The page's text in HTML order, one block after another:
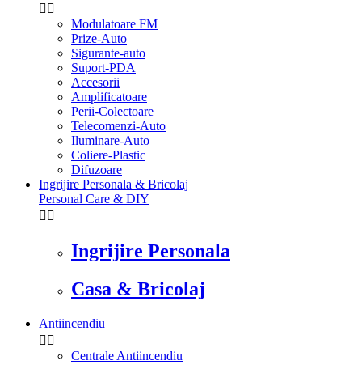
 
Modulatoare FM
Prize-Auto
Sigurante-auto
Suport-PDA
Accesorii
Amplificatoare
Perii-Colectoare
Telecomenzi-Auto
Iluminare-Auto
Coliere-Plastic
Difuzoare
Ingrijire Personala & Bricolaj
Personal Care & DIY
 
Ingrijire Personala
Casa & Bricolaj
Antiincendiu
 
Centrale Antiincendiu